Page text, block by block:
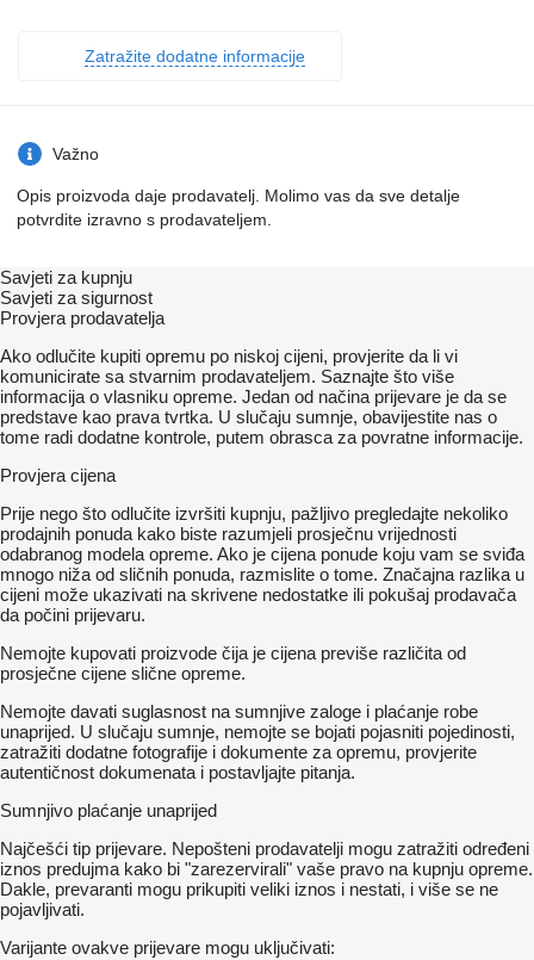
Zatražite dodatne informacije
Važno
Opis proizvoda daje prodavatelj. Molimo vas da sve detalje
potvrdite izravno s prodavateljem.
Savjeti za kupnju
Savjeti za sigurnost
Provjera prodavatelja
Ako odlučite kupiti opremu po niskoj cijeni, provjerite da li vi
komunicirate sa stvarnim prodavateljem. Saznajte što više
informacija o vlasniku opreme. Jedan od načina prijevare je da se
predstave kao prava tvrtka. U slučaju sumnje, obavijestite nas o
tome radi dodatne kontrole, putem obrasca za povratne informacije.
Provjera cijena
Prije nego što odlučite izvršiti kupnju, pažljivo pregledajte nekoliko
prodajnih ponuda kako biste razumjeli prosječnu vrijednosti
odabranog modela opreme. Ako je cijena ponude koju vam se sviđa
mnogo niža od sličnih ponuda, razmislite o tome. Značajna razlika u
cijeni može ukazivati ​​na skrivene nedostatke ili pokušaj prodavača
da počini prijevaru.
Nemojte kupovati proizvode čija je cijena previše različita od
prosječne cijene slične opreme.
Nemojte davati suglasnost na sumnjive zaloge i plaćanje robe
unaprijed. U slučaju sumnje, nemojte se bojati pojasniti pojedinosti,
zatražiti dodatne fotografije i dokumente za opremu, provjerite
autentičnost dokumenata i postavljajte pitanja.
Sumnjivo plaćanje unaprijed
Najčešći tip prijevare. Nepošteni prodavatelji mogu zatražiti određeni
iznos predujma kako bi "zarezervirali" vaše pravo na kupnju opreme.
Dakle, prevaranti mogu prikupiti veliki iznos i nestati, i više se ne
pojavljivati.
Varijante ovakve prijevare mogu uključivati: